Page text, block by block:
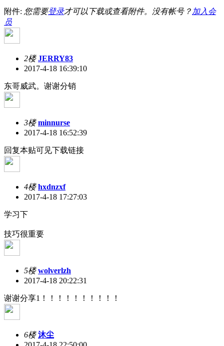
附件: 您需要登录才可以下载或查看附件。没有帐号？ 加入会
员
2楼 JERRY83
2017-4-18 16:39:10
东哥威武。谢谢分销
3楼 minnurse
2017-4-18 16:52:39
回复本贴可见下载链接
4楼 hxdnzxf
2017-4-18 17:27:03
学习下
技巧很重要
5楼 wolverlzh
2017-4-18 20:22:31
谢谢分享1！！！！！！！！！！
6楼 沐尘